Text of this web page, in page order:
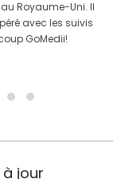
le bon choix en
ils gardent
à jour